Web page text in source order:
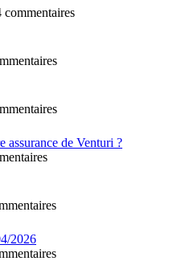
commentaires
assurance de Venturi ?
2026